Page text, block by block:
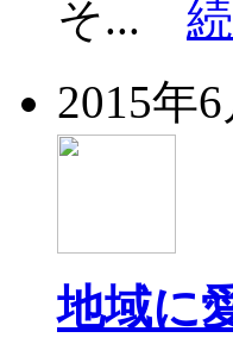
そ...
2015年6
地域に